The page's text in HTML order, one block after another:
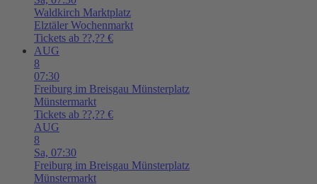
Waldkirch Marktplatz
Elztäler Wochenmarkt
Tickets ab ??,?? €
AUG
8
07:30
Freiburg im Breisgau Münsterplatz
Münstermarkt
Tickets ab ??,?? €
AUG
8
Sa, 07:30
Freiburg im Breisgau Münsterplatz
Münstermarkt